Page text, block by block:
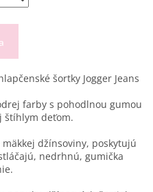
šortky Jogger Jeans
farby s pohodlnou gumou
štíhlym deťom.
mäkkej džínsoviny, poskytujú
nedrhnú, gumička